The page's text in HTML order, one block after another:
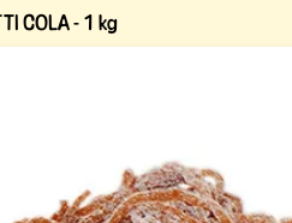
COLA - 1 kg